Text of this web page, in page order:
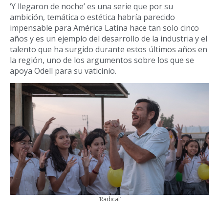
‘Y llegaron de noche’ es una serie que por su
ambición, temática o estética habría parecido
impensable para América Latina hace tan solo cinco
años y es un ejemplo del desarrollo de la industria y el
talento que ha surgido durante estos últimos años en
la región, uno de los argumentos sobre los que se
apoya Odell para su vaticinio.
‘Radical’